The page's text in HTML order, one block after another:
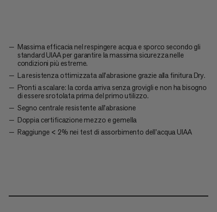
Massima efficacia nel respingere acqua e sporco secondo gli
standard UIAA per garantire la massima sicurezza nelle
condizioni più estreme.
La resistenza ottimizzata all'abrasione grazie alla finitura Dry.
Pronti a scalare: la corda arriva senza grovigli e non ha bisogno
di essere srotolata prima del primo utilizzo.
Segno centrale resistente all'abrasione
Doppia certificazione mezzo e gemella
Raggiunge < 2% nei test di assorbimento dell'acqua UIAA